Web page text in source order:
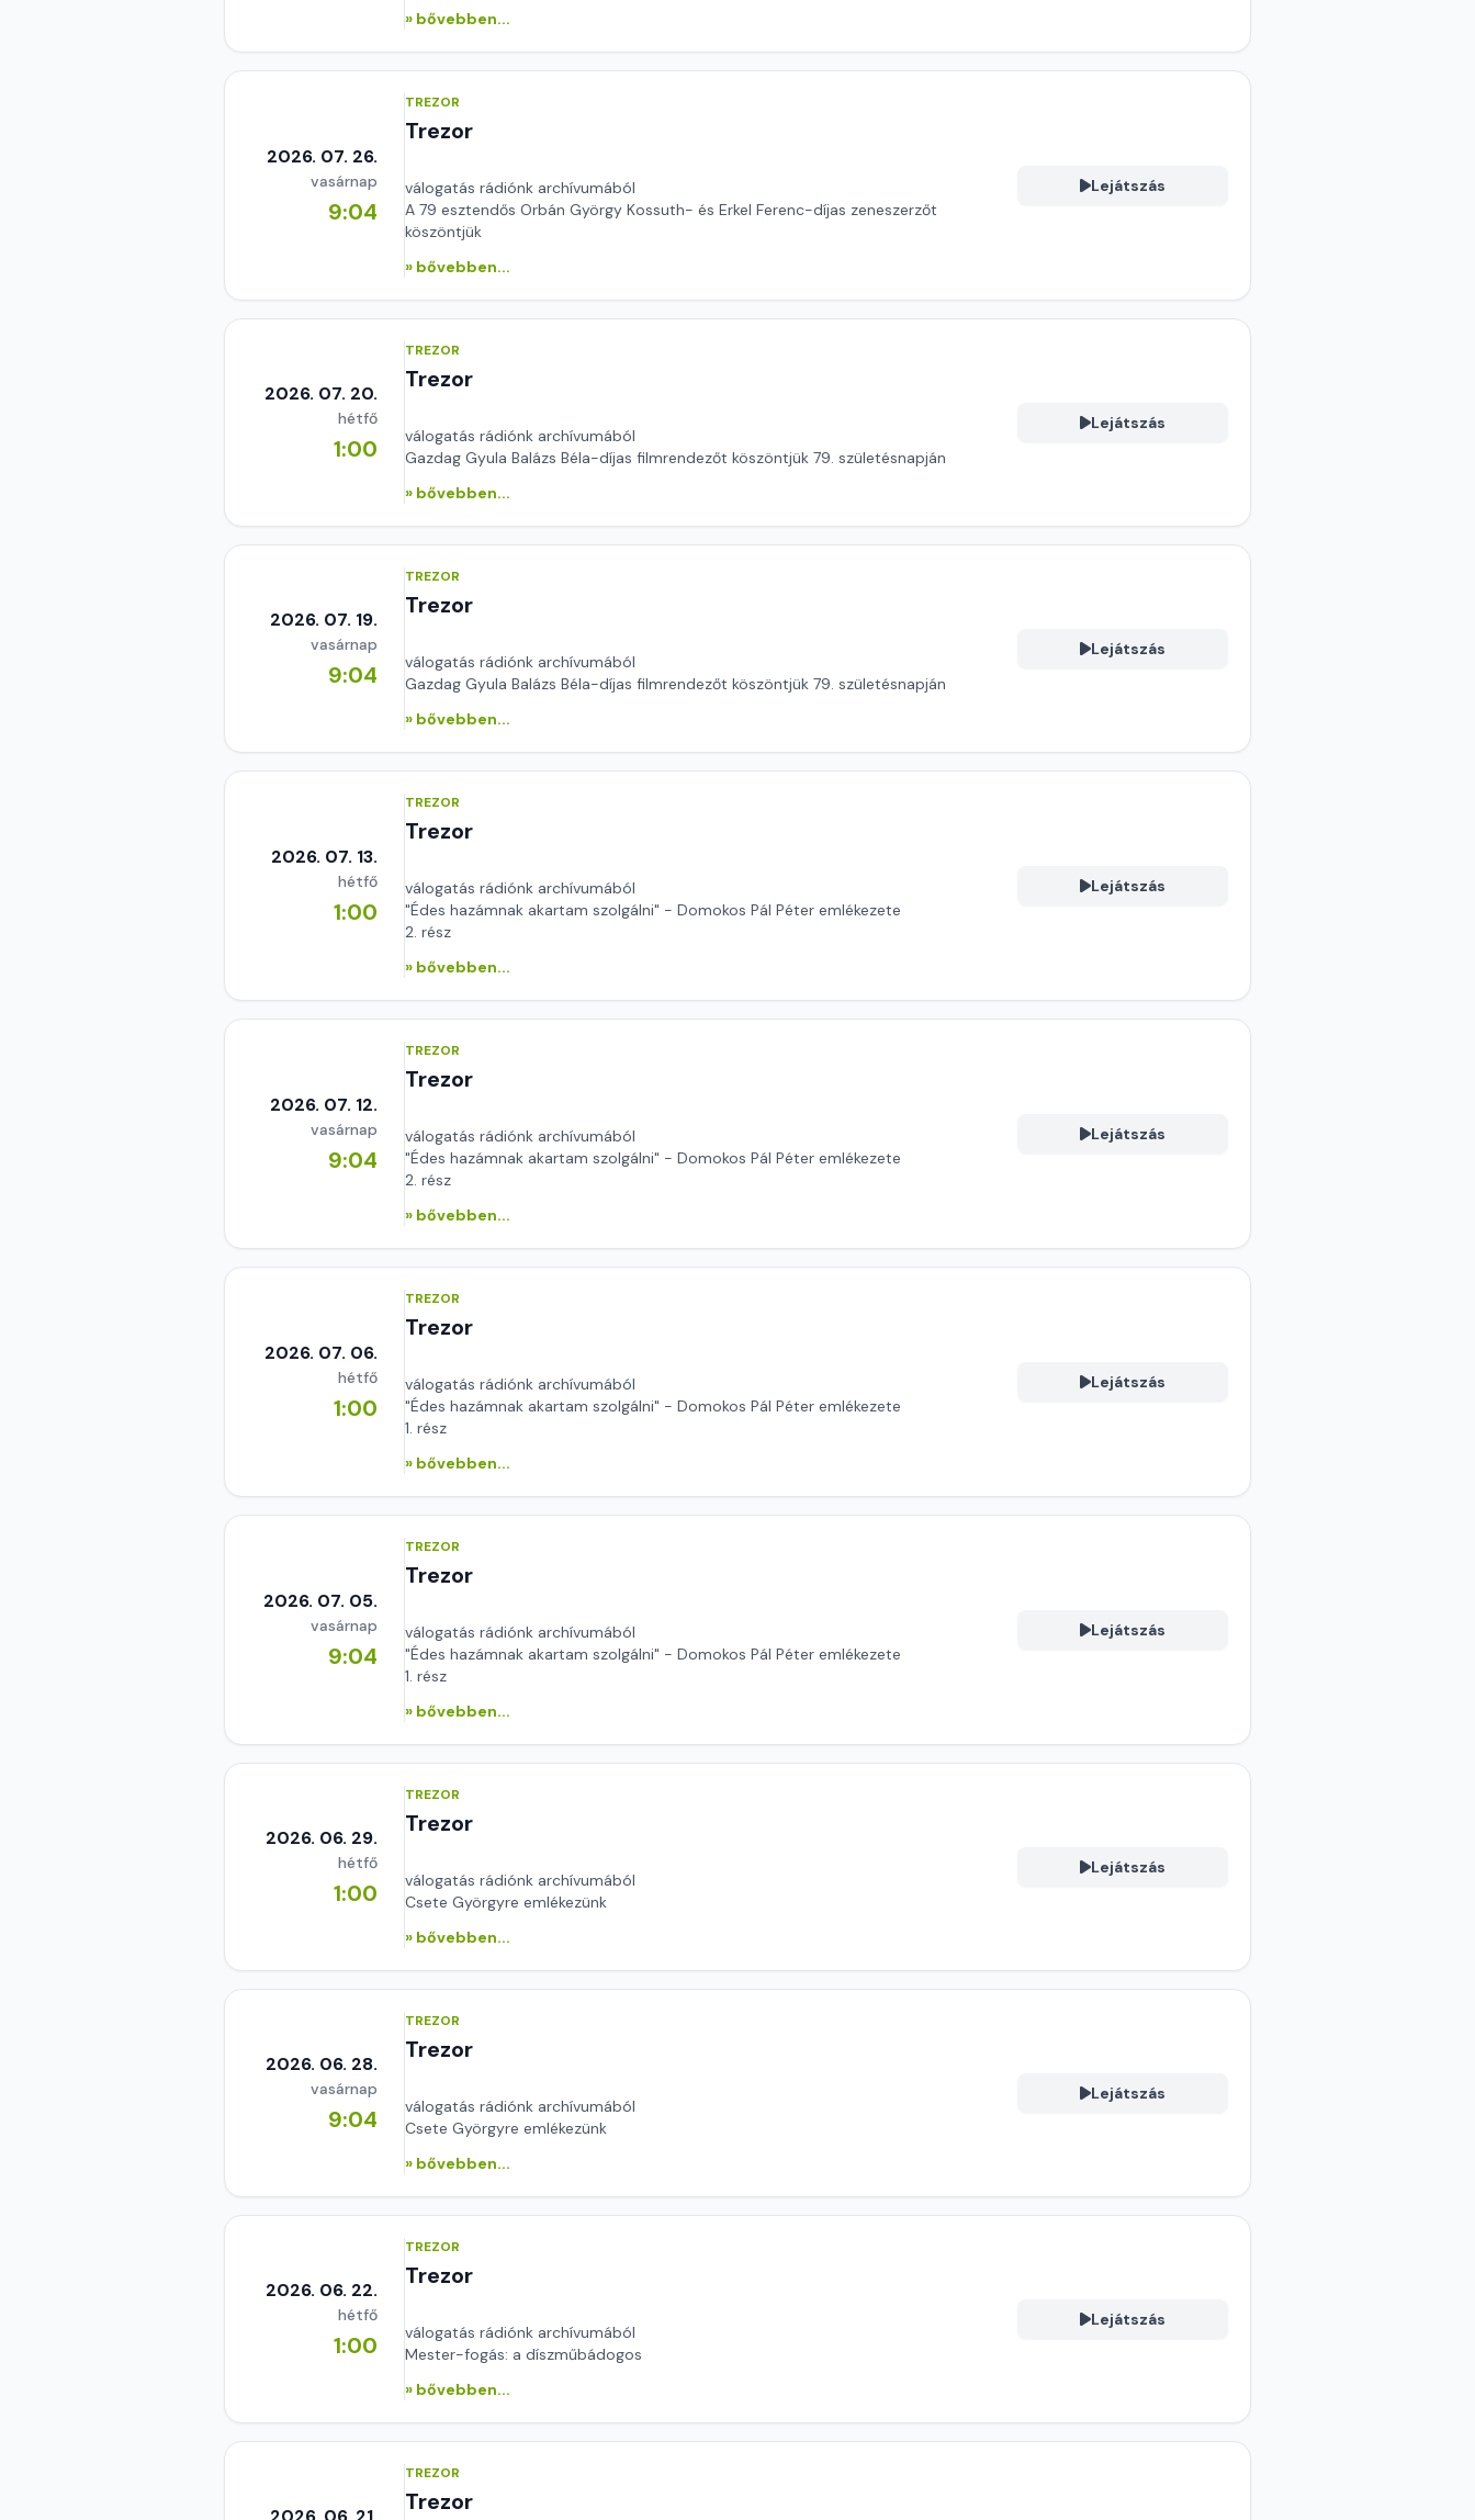
» bővebben...
2026. 07. 26.
vasárnap
9:04
TREZOR
Trezor
válogatás rádiónk archívumából
A 79 esztendős Orbán György Kossuth- és Erkel Ferenc-díjas zeneszerzőt
köszöntjük
» bővebben...
Lejátszás
2026. 07. 20.
hétfő
1:00
TREZOR
Trezor
válogatás rádiónk archívumából
Gazdag Gyula Balázs Béla-díjas filmrendezőt köszöntjük 79. születésnapján
» bővebben...
Lejátszás
2026. 07. 19.
vasárnap
9:04
TREZOR
Trezor
válogatás rádiónk archívumából
Gazdag Gyula Balázs Béla-díjas filmrendezőt köszöntjük 79. születésnapján
» bővebben...
Lejátszás
2026. 07. 13.
hétfő
1:00
TREZOR
Trezor
válogatás rádiónk archívumából
"Édes hazámnak akartam szolgálni" - Domokos Pál Péter emlékezete
2. rész
» bővebben...
Lejátszás
2026. 07. 12.
vasárnap
9:04
TREZOR
Trezor
válogatás rádiónk archívumából
"Édes hazámnak akartam szolgálni" - Domokos Pál Péter emlékezete
2. rész
» bővebben...
Lejátszás
2026. 07. 06.
hétfő
1:00
TREZOR
Trezor
válogatás rádiónk archívumából
"Édes hazámnak akartam szolgálni" - Domokos Pál Péter emlékezete
1. rész
» bővebben...
Lejátszás
2026. 07. 05.
vasárnap
9:04
TREZOR
Trezor
válogatás rádiónk archívumából
"Édes hazámnak akartam szolgálni" - Domokos Pál Péter emlékezete
1. rész
» bővebben...
Lejátszás
2026. 06. 29.
hétfő
1:00
TREZOR
Trezor
válogatás rádiónk archívumából
Csete Györgyre emlékezünk
» bővebben...
Lejátszás
2026. 06. 28.
vasárnap
9:04
TREZOR
Trezor
válogatás rádiónk archívumából
Csete Györgyre emlékezünk
» bővebben...
Lejátszás
2026. 06. 22.
hétfő
1:00
TREZOR
Trezor
válogatás rádiónk archívumából
Mester-fogás: a díszműbádogos
» bővebben...
Lejátszás
TREZOR
Trezor